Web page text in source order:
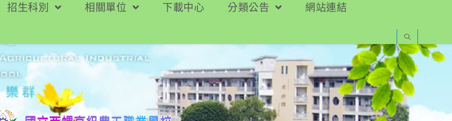
招生科別 相關單位 下載中心 分類公告
網站連結